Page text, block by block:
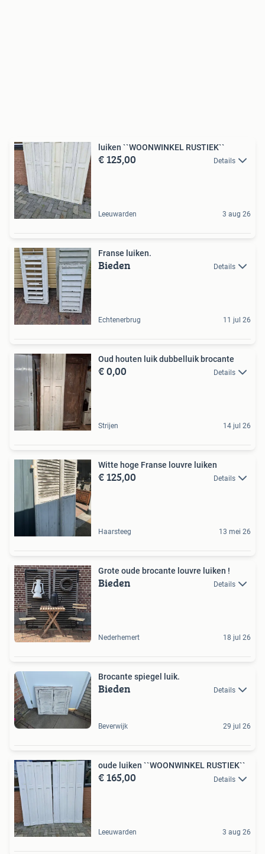
luiken ``WOONWINKEL RUSTIEK``
€ 125,00 Details
Leeuwarden 3 aug 26
Franse luiken.
Bieden Details
Echtenerbrug 11 jul 26
Oud houten luik dubbelluik brocante
€ 0,00 Details
Strijen 14 jul 26
Witte hoge Franse louvre luiken
€ 125,00 Details
Haarsteeg 13 mei 26
Grote oude brocante louvre luiken !
Bieden Details
Nederhemert 18 jul 26
Brocante spiegel luik.
Bieden Details
Beverwijk 29 jul 26
oude luiken ``WOONWINKEL RUSTIEK``
€ 165,00 Details
Leeuwarden 3 aug 26